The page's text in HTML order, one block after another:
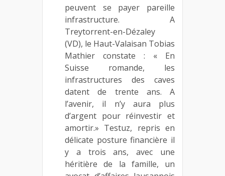
peuvent se payer pareille
infrastructure. A
Treytorrent-en-Dézaley
(VD), le Haut-Valaisan Tobias
Mathier constate : « En
Suisse romande, les
infrastructures des caves
datent de trente ans. A
l’avenir, il n’y aura plus
d’argent pour réinvestir et
amortir.» Testuz, repris en
délicate posture financière il
y a trois ans, avec une
héritière de la famille, un